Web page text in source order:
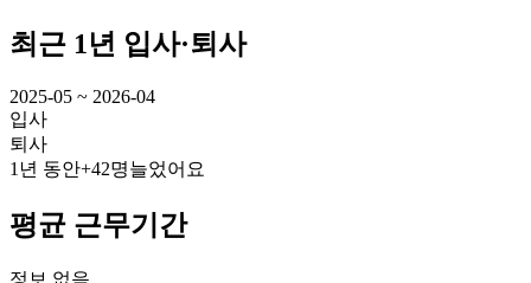
최근 1년 입사·퇴사
2025-05 ~ 2026-04
입사
퇴사
1년 동안+42명늘었어요
평균 근무기간
정보 없음